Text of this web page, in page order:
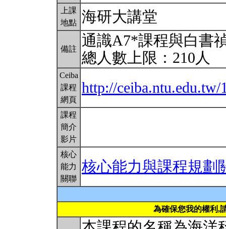
上課
地點 海研大講堂
備註
通識A7*課程與白書
總人數上限：210人
Ceiba
課程
網頁
http://ceiba.ntu.edu.tw/
課程
簡介
影片
核心
能力
關聯
核心能力與課程規劃
為確保您我的權利,